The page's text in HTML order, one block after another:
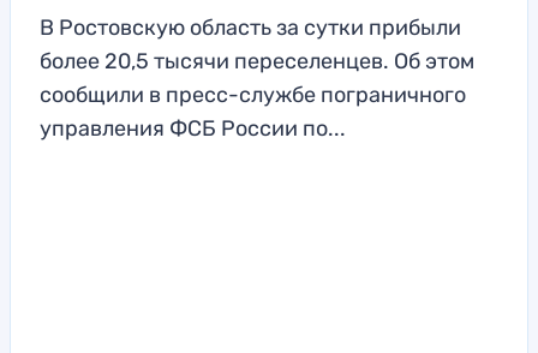
В Ростовскую область за сутки прибыли
более 20,5 тысячи переселенцев. Об этом
сообщили в пресс-службе пограничного
управления ФСБ России по...